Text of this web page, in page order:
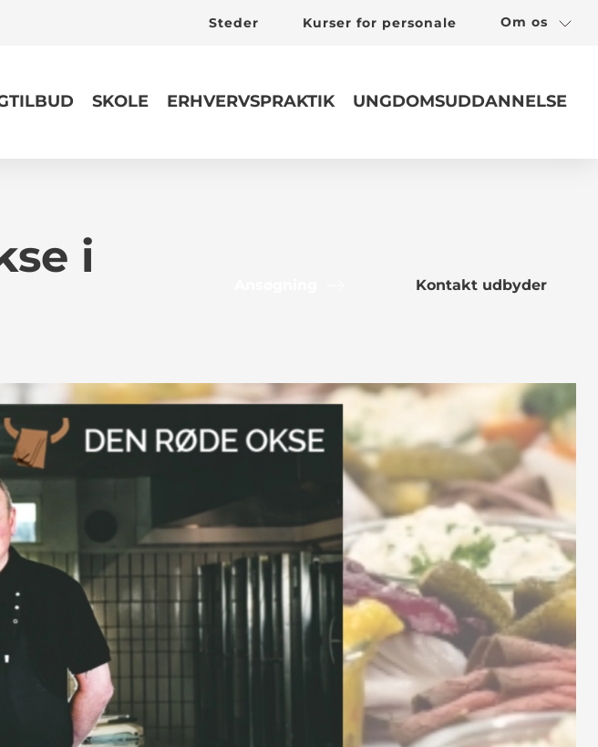
Steder Kurser for personale Om os
SKOLE ERHVERVSPRAKTIK UNGDOMSUDDANNELSE
i
Kontakt udbyder